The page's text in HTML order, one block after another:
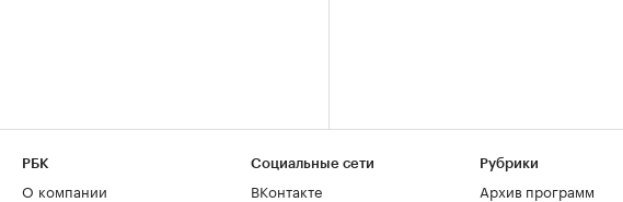
РБК
О компании
Социальные сети
ВКонтакте
Рубрики
Архив программ